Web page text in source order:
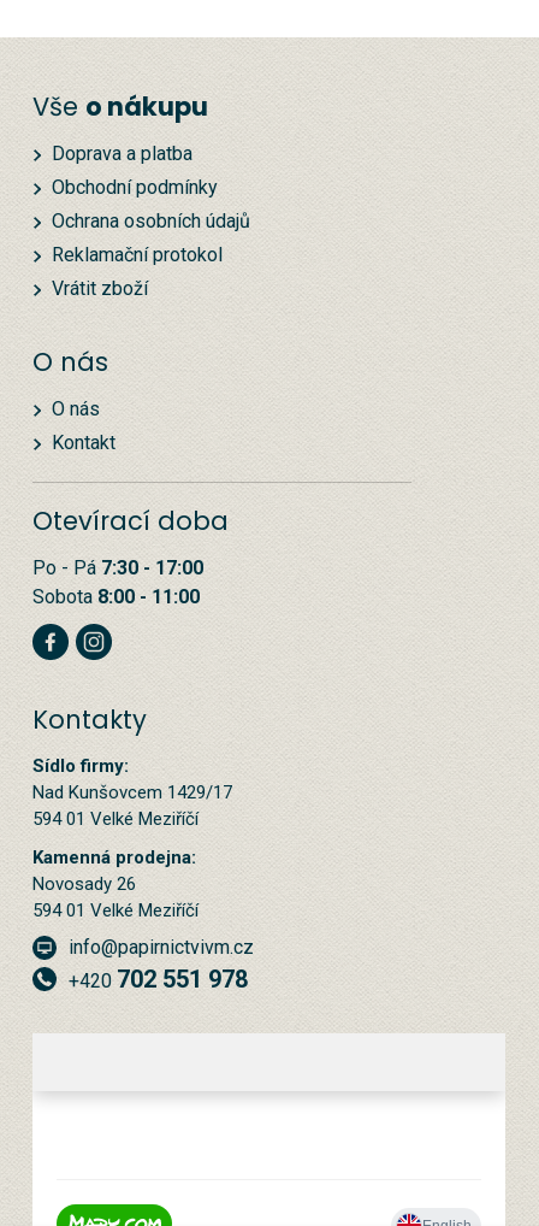
Vše o nákupu
Doprava a platba
Obchodní podmínky
Ochrana osobních údajů
Reklamační protokol
Vrátit zboží
O nás
O nás
Kontakt
Otevírací doba
Po - Pá 7:30 - 17:00
Sobota 8:00 - 11:00
Kontakty
Sídlo firmy:
Nad Kunšovcem 1429/17
594 01 Velké Meziříčí
Kamenná prodejna:
Novosady 26
594 01 Velké Meziříčí
info@papirnictvivm.cz
+420 702 551 978